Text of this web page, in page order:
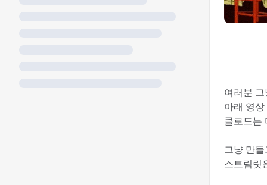
여러분
아래 영
클로드는
그냥 만
스트림릿